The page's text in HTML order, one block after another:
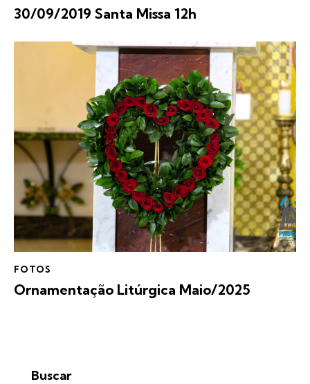
30/09/2019 Santa Missa 12h
FOTOS
Ornamentação Litúrgica Maio/2025
Buscar